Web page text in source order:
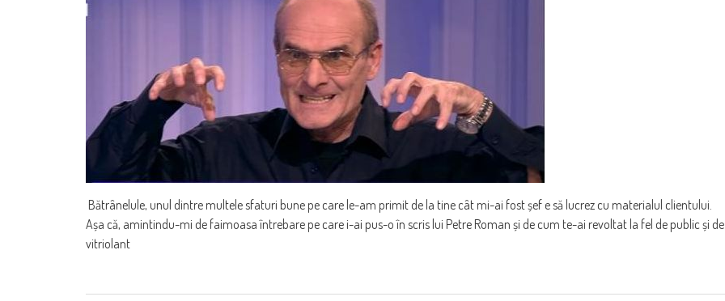
Bătrânelule, unul dintre multele sfaturi bune pe care le-am primit de la tine cât mi-ai fost șef e să lucrez cu materialul clientului.
Așa că, amintindu-mi de faimoasa întrebare pe care i-ai pus-o în scris lui Petre Roman și de cum te-ai revoltat la fel de public și de
vitriolant